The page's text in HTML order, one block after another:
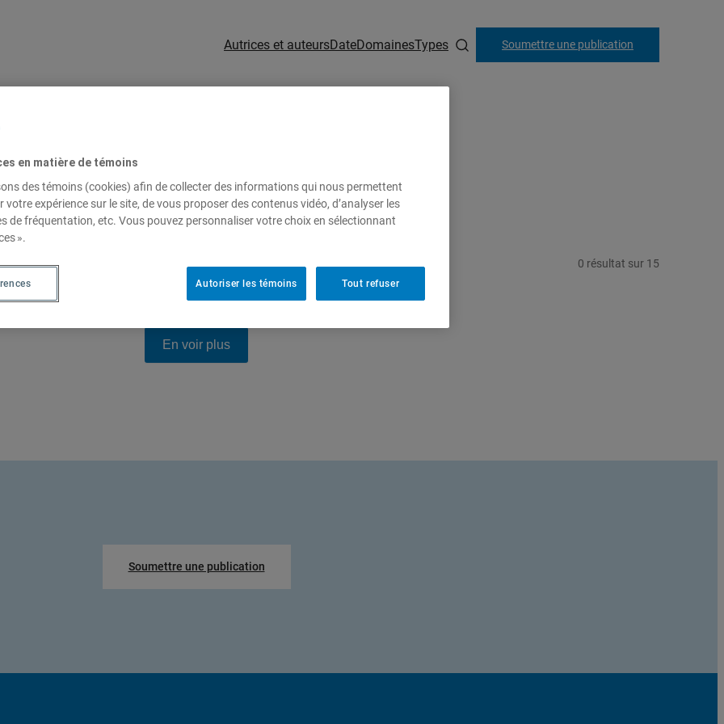
Autrices et auteursDateDomainesTypes Soumettre une publication
0 résultat sur 15
En voir plus
Soumettre une publication
en matière de témoins
des témoins (cookies) afin de collecter des informations qui nous permettent
votre expérience sur le site, de vous proposer des contenus vidéo, d’analyser les
de fréquentation, etc. Vous pouvez personnaliser votre choix en sélectionnant
».
Tout refuser
Autoriser les témoins